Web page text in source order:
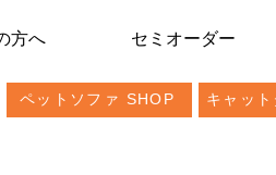
方へ セミオーダー
ペットソファ SHOP キャッ